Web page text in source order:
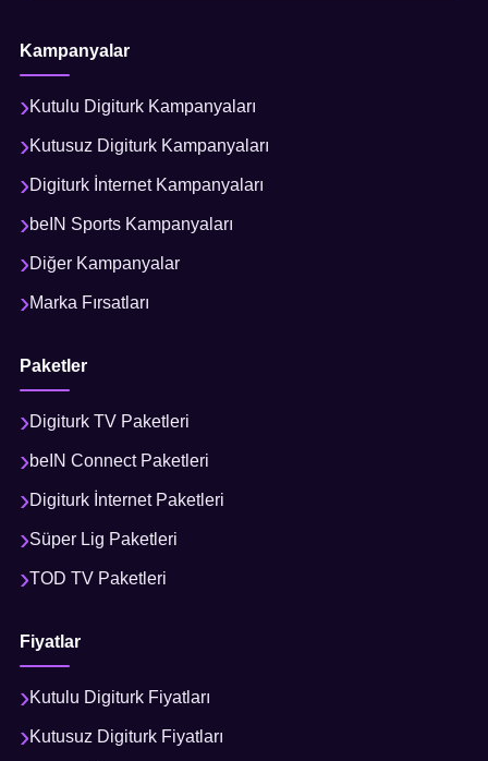
Kampanyalar
Kutulu Digiturk Kampanyaları
Kutusuz Digiturk Kampanyaları
Digiturk İnternet Kampanyaları
beIN Sports Kampanyaları
Diğer Kampanyalar
Marka Fırsatları
Paketler
Digiturk TV Paketleri
beIN Connect Paketleri
Digiturk İnternet Paketleri
Süper Lig Paketleri
TOD TV Paketleri
Fiyatlar
Kutulu Digiturk Fiyatları
Kutusuz Digiturk Fiyatları